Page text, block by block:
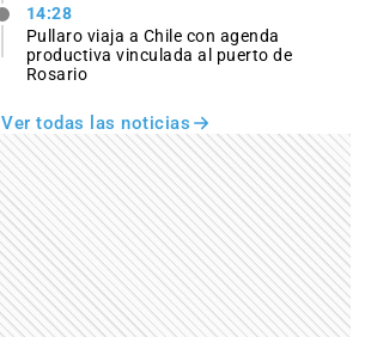
14:28
Pullaro viaja a Chile con agenda
productiva vinculada al puerto de
Rosario
Ver todas las noticias